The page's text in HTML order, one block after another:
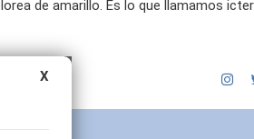
de amarillo. Es lo que llamamos
X